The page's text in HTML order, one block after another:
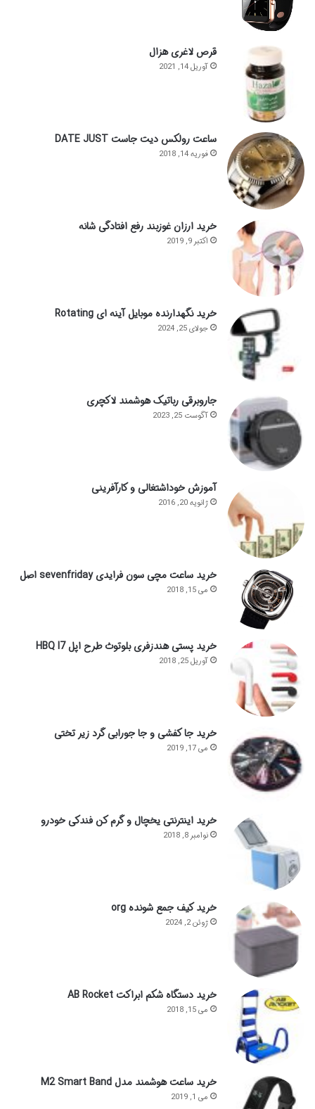
قرص لاغری هزال
آوریل 14, 2021
ساعت رولکس دیت جاست DATE JUST
فوریه 14, 2018
خرید ارزان غوزبند رفع افتادگی شانه
اکتبر 9, 2019
خرید نگهدارنده موبایل آینه ای Rotating
جولای 25, 2024
جاروبرقی رباتیک هوشمند لاکچری
آگوست 25, 2023
آموزش خوداشتغالی و کارآفرینی
ژانویه 20, 2016
خرید ساعت مچی سون فرایدی sevenfriday اصل
می 15, 2018
خرید پستی هندزفری بلوتوث طرح اپل HBQ I7
آوریل 25, 2018
خرید جا کفشی و جا جورابی گرد زیر تختی
می 17, 2019
خرید اینترنتی یخچال و گرم کن فندکی خودرو
نوامبر 8, 2018
خرید کیف جمع شونده org
ژوئن 2, 2024
خرید دستگاه شکم ابراکت AB Rocket
می 15, 2018
خرید ساعت هوشمند مدل M2 Smart Band
می 1, 2019